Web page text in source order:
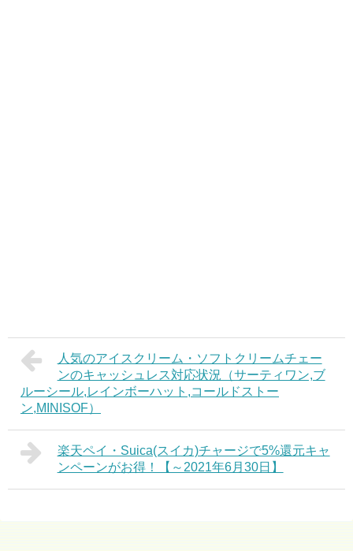
人気のアイスクリーム・ソフトクリームチェー
ンのキャッシュレス対応状況（サーティワン,ブ
ルーシール,レインボーハット,コールドストー
ン,MINISOF）
楽天ペイ・Suica(スイカ)チャージで5%還元キャ
ンペーンがお得！【～2021年6月30日】